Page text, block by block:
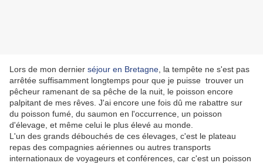
Lors de mon dernier séjour en Bretagne , la tempête ne s'est pas
arrêtée suffisamment longtemps pour que je puisse trouver un
pêcheur ramenant de sa pêche de la nuit, le poisson encore
palpitant de mes rêves. J'ai encore une fois dû me rabattre sur
du poisson fumé, du saumon en l'occurrence, un poisson
d'élevage, et même celui le plus élevé au monde.
L'un des grands débouchés de ces élevages, c'est le plateau
repas des compagnies aériennes ou autres transports
internationaux de voyageurs et conférences, car c'est un poisson